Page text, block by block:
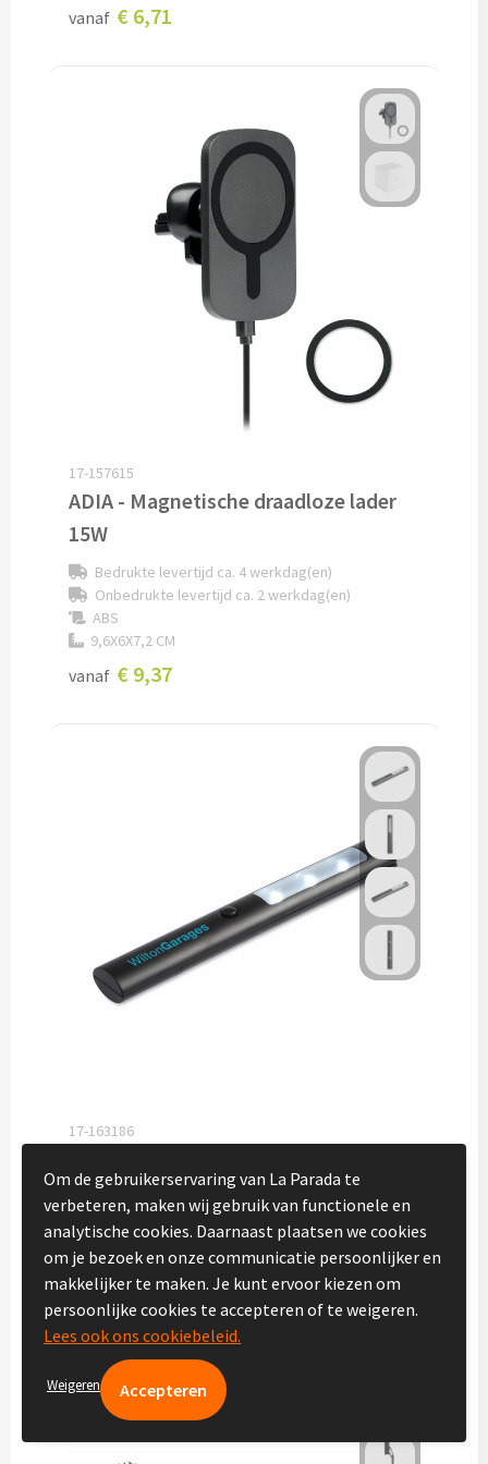
Veiligheidshesjes bedrukken
Fiets artikelen
Zadelhoesjes bedrukken
Fietslampjes bedrukken
Alle fiets artikelen
Custom made
Custom made bagageriemen & bagagelabels
Custom made auto zonneschermen
Reisetui's & Reisportefeuilles bedrukken
Zonnebrillen bedrukken
Strandballen bedrukken
Handwaaiers bedrukken
Strandtassen bedrukken
Strandmatten bedrukken
Strandstoelen bedrukken
Parasols bedrukken
vanaf € 6,71
17-157615
ADIA - Magnetische draadloze lader
15W
Bedrukte levertijd ca. 4 werkdag(en)
Onbedrukte levertijd ca. 2 werkdag(en)
ABS
9,6X6X7,2 CM
vanaf € 9,37
17-163186
Bedrukte levertijd ca. 4 werkdag(en)
Onbedrukte levertijd ca. 2 werkdag(en)
PS
16X2,2X1,5 CM
vanaf € 1,49
Om de gebruikerservaring van La Parada te
verbeteren, maken wij gebruik van functionele en
analytische cookies. Daarnaast plaatsen we cookies
om je bezoek en onze communicatie persoonlijker en
makkelijker te maken. Je kunt ervoor kiezen om
persoonlijke cookies te accepteren of te weigeren.
Lees ook ons cookiebeleid.
Weigeren